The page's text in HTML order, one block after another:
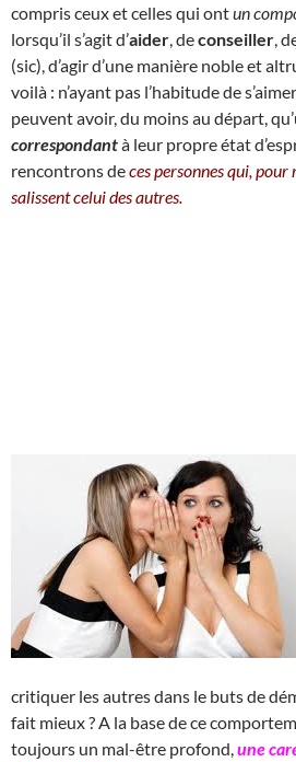
compris ceux et celles qui ontun
lorsqu’il s’agit d’aider , deconseiller ,
(sic), d’agir d’une manière noble et
voilà : n’ayant pas l’habitude de
peuvent avoir, du moins au départ,
correspondantà leur propre état
rencontrons deces personnes qui, pour
salissent celui des autres.
critiquer les autres dans le buts de
fait mieux ? A la base de ce
toujours un mal-être profond, une